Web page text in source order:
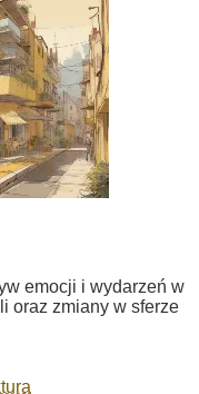
emocji i wydarzeń w
oraz zmiany w sferze